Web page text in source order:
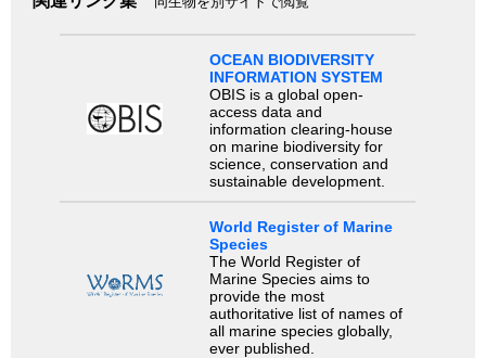
OCEAN BIODIVERSITY
INFORMATION SYSTEM
OBIS is a global open-
access data and
information clearing-house
on marine biodiversity for
science, conservation and
sustainable development.
World Register of Marine
Species
The World Register of
Marine Species aims to
provide the most
authoritative list of names of
all marine species globally,
ever published.